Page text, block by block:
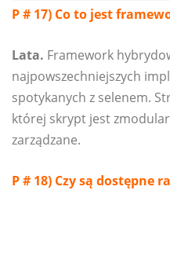
P # 17) Co to jest
Lata. Framework
najpowszechniejszych
spotykanych z selenem.
której skrypt jest
zarządzane.
P # 18) Czy są dostępne